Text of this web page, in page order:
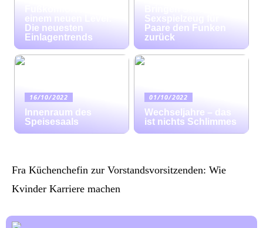
einem neuen Level:
Die neuesten
Einlagentrends
Sexspielzeug für
Paare den Funken
zurück
16/10/2022
Innenraum des
Speisesaals
01/10/2022
Wechseljahre – das
ist nichts Schlimmes
Fra Küchenchefin zur Vorstandsvorsitzenden: Wie
Kvinder Karriere machen